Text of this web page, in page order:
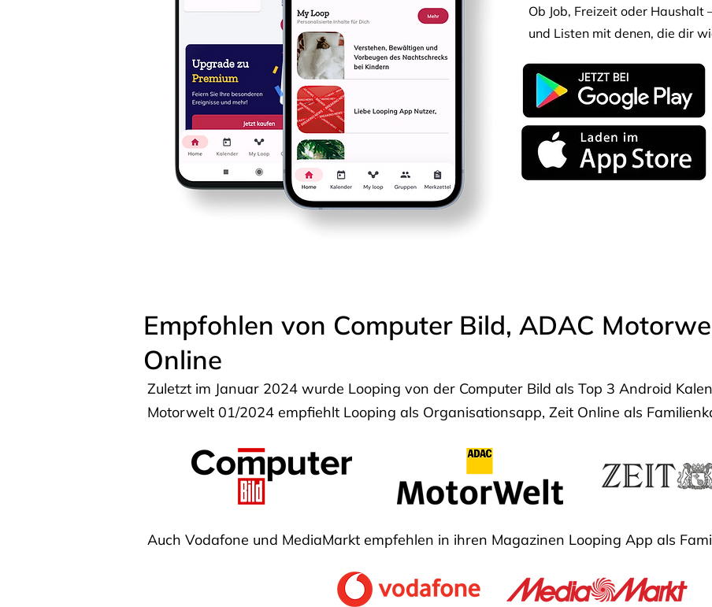
Ob Job, Freizeit oder Haushalt
und Listen mit denen, die dir
Empfohlen von Computer Bild, ADAC
Online
Zuletzt im Januar 2024 wurde Looping von der Computer Bild als Top 3 Android
Motorwelt 01/2024 empfiehlt Looping als Organisationsapp, Zeit Online als
Auch Vodafone und MediaMarkt empfehlen in ihren Magazinen Looping App als